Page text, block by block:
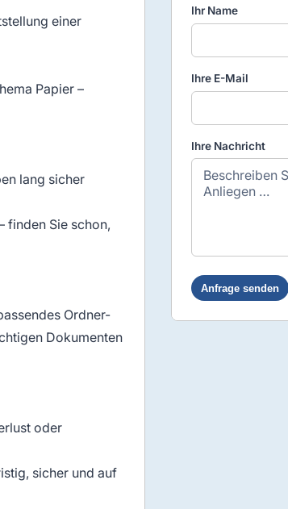
einer
Papier –
lang sicher
finden Sie schon,
Ordner-
Dokumenten
oder
sicher und auf
Ihr Name
Ihre E-Mail
Ihre Nachricht